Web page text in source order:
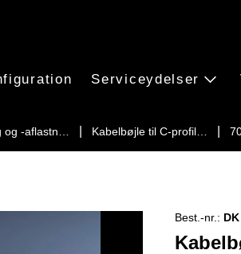
og -aflastn… Kabelbøjle til C-profil…
Serviceydelser
Best.-nr.: